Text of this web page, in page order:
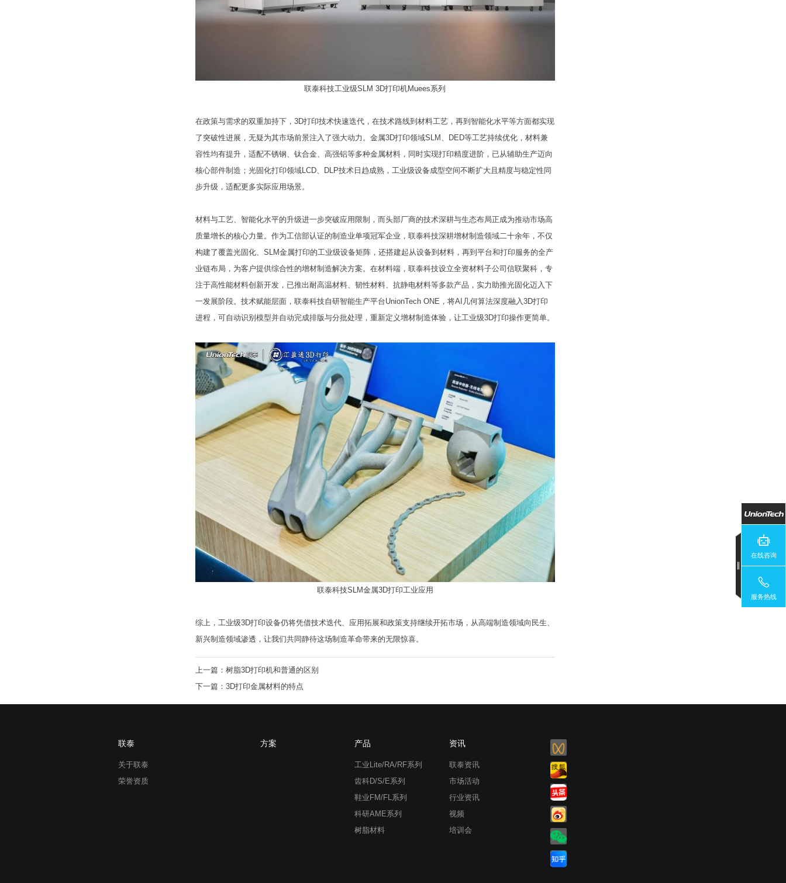
联泰科技工业级SLM 3D打印机Muees系列
在政策与需求的双重加持下，3D打印技术快速迭代，在技术路线到材料工艺，再到智能化水平等方面都实现
了突破性进展，无疑为其市场前景注入了强大动力。金属3D打印领域SLM、DED等工艺持续优化，材料兼
容性均有提升，适配不锈钢、钛合金、高强铝等多种金属材料，同时实现打印精度进阶，已从辅助生产迈向
核心部件制造；光固化打印领域LCD、DLP技术日趋成熟，工业级设备成型空间不断扩大且精度与稳定性同
步升级，适配更多实际应用场景。
材料与工艺、智能化水平的升级进一步突破应用限制，而头部厂商的技术深耕与生态布局正成为推动市场高
质量增长的核心力量。作为工信部认证的制造业单项冠军企业，联泰科技深耕增材制造领域二十余年，不仅
构建了覆盖光固化、SLM金属打印的工业级设备矩阵，还搭建起从设备到材料，再到平台和打印服务的全产
业链布局，为客户提供综合性的增材制造解决方案。在材料端，联泰科技设立全资材料子公司信联聚科，专
注于高性能材料创新开发，已推出耐高温材料、韧性材料、抗静电材料等多款产品，实力助推光固化迈入下
一发展阶段。技术赋能层面，联泰科技自研智能生产平台UnionTech ONE，将AI几何算法深度融入3D打印
进程，可自动识别模型并自动完成排版与分批处理，重新定义增材制造体验，让工业级3D打印操作更简单。
联泰科技SLM金属3D打印工业应用
综上，工业级3D打印设备仍将凭借技术迭代、应用拓展和政策支持继续开拓市场，从高端制造领域向民生、
新兴制造领域渗透，让我们共同静待这场制造革命带来的无限惊喜。
上一篇：树脂3D打印机和普通的区别
下一篇：3D打印金属材料的特点
联泰
关于联泰
荣誉资质
方案 产品
工业Lite/RA/RF系列
齿科D/S/E系列
鞋业FM/FL系列
科研AME系列
树脂材料
资讯
联泰资讯
市场活动
行业资讯
视频
培训会
在线咨询
服务热线